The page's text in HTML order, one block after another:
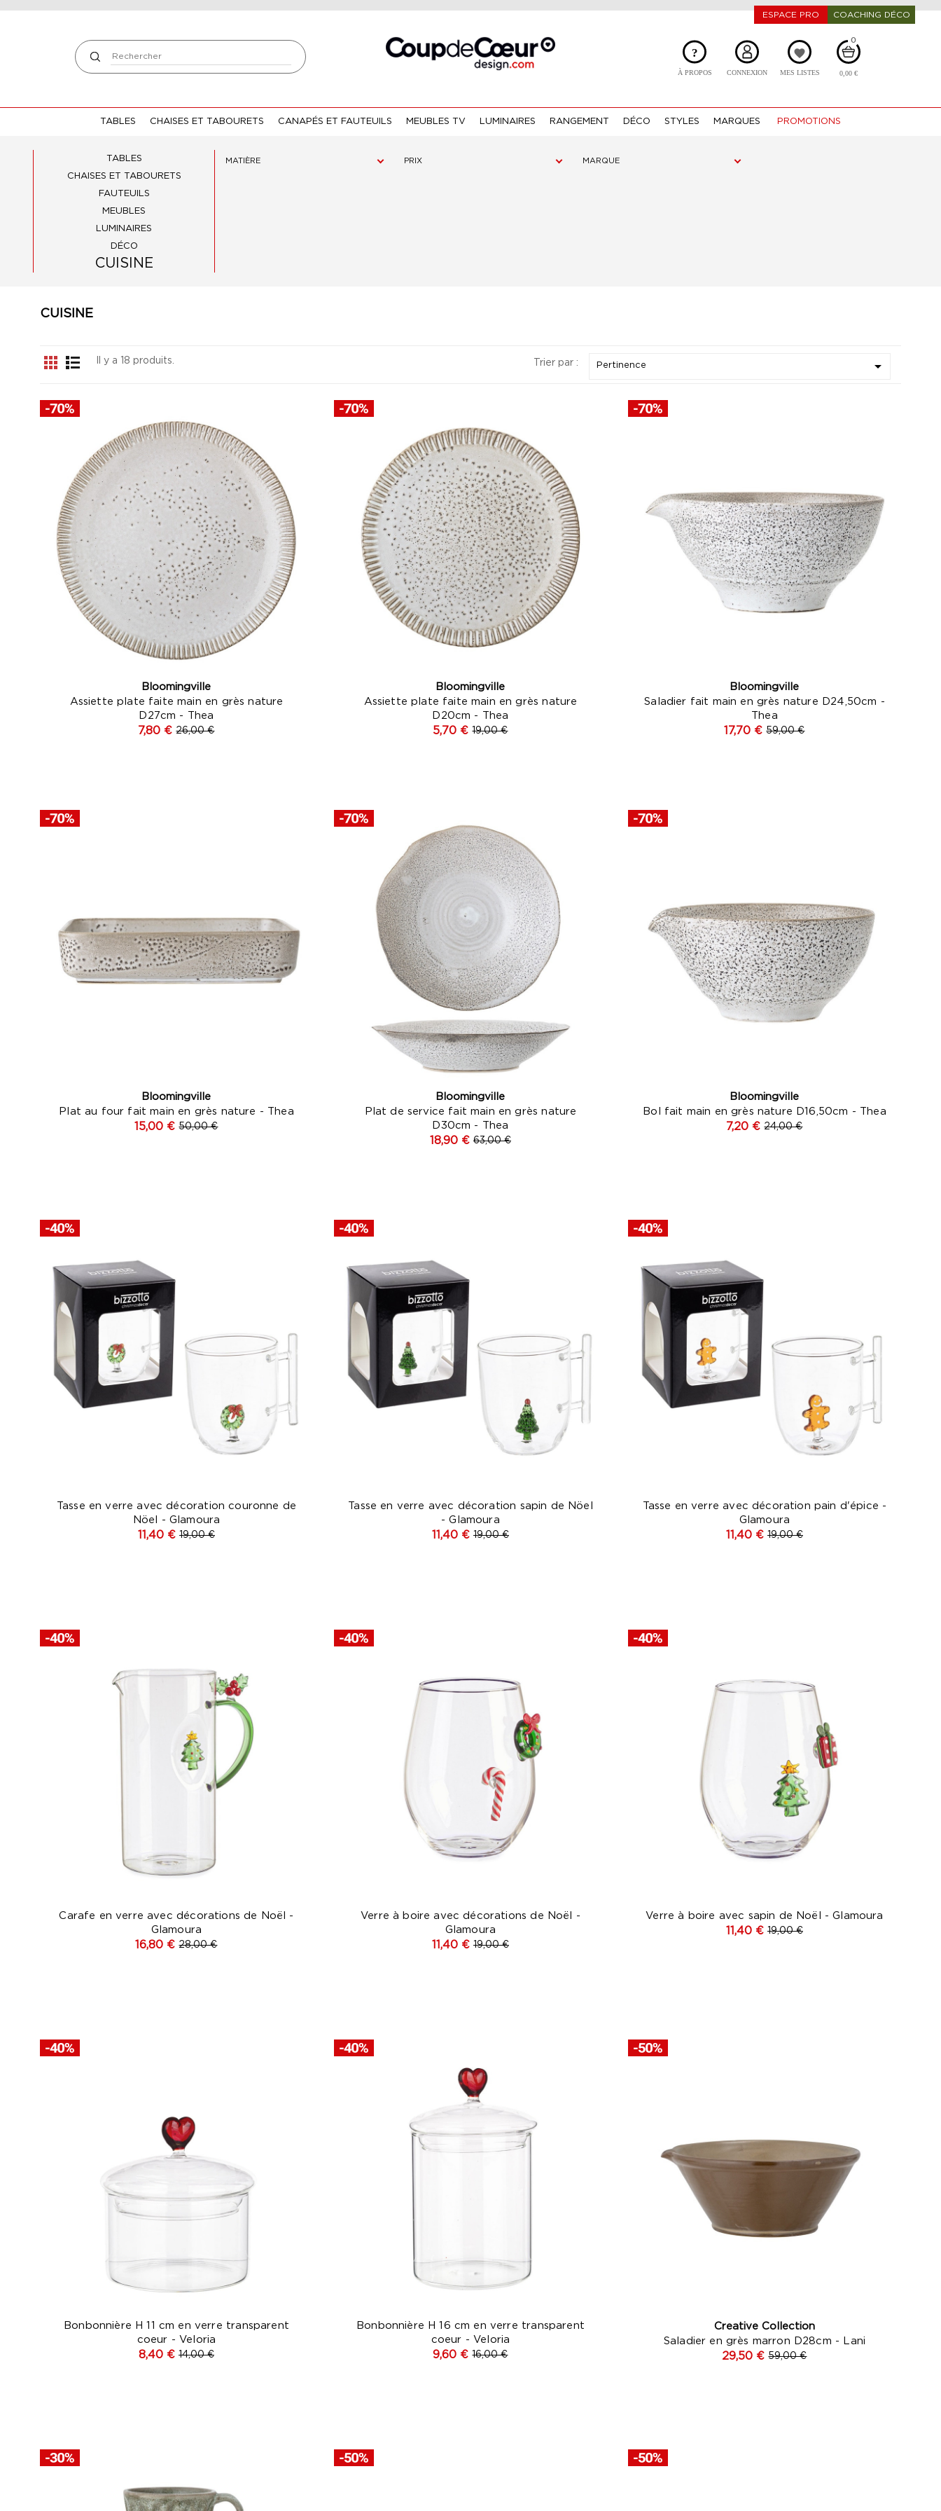
?
À PROPOS CONNEXION
favorite
MES LISTES 0,00 €
0
TABLES CHAISES ET TABOURETS CANAPÉS ET FAUTEUILS MEUBLES TV LUMINAIRES RANGEMENT DÉCO STYLES MARQUES PROMOTIONS
ESPACE PRO COACHING DÉCO
TABLES
CHAISES ET TABOURETS
FAUTEUILS
MEUBLES
LUMINAIRES
DÉCO
CUISINE
MATIÈRE PRIX MARQUE
CUISINE
Il y a 18 produits. Trier par : Pertinence 
Bloomingville
Assiette plate faite main en grès nature
D27cm - Thea
7,80 € 26,00 €
Bloomingville
Assiette plate faite main en grès nature
D20cm - Thea
5,70 € 19,00 €
Bloomingville
Saladier fait main en grès nature D24,50cm -
Thea
17,70 € 59,00 €
Bloomingville
Plat au four fait main en grès nature - Thea
15,00 € 50,00 €
Bloomingville
Plat de service fait main en grès nature
D30cm - Thea
18,90 € 63,00 €
Bloomingville
Bol fait main en grès nature D16,50cm - Thea
7,20 € 24,00 €
Tasse en verre avec décoration couronne de
Nöel - Glamoura
11,40 € 19,00 €
Tasse en verre avec décoration sapin de Nöel
- Glamoura
11,40 € 19,00 €
Tasse en verre avec décoration pain d'épice -
Glamoura
11,40 € 19,00 €
Carafe en verre avec décorations de Noël -
Glamoura
16,80 € 28,00 €
Verre à boire avec décorations de Noël -
Glamoura
11,40 € 19,00 €
Verre à boire avec sapin de Noël - Glamoura
11,40 € 19,00 €
Bonbonnière H 11 cm en verre transparent
coeur - Veloria
8,40 € 14,00 €
Bonbonnière H 16 cm en verre transparent
coeur - Veloria
9,60 € 16,00 €
Creative Collection
Saladier en grès marron D28cm - Lani
29,50 € 59,00 €